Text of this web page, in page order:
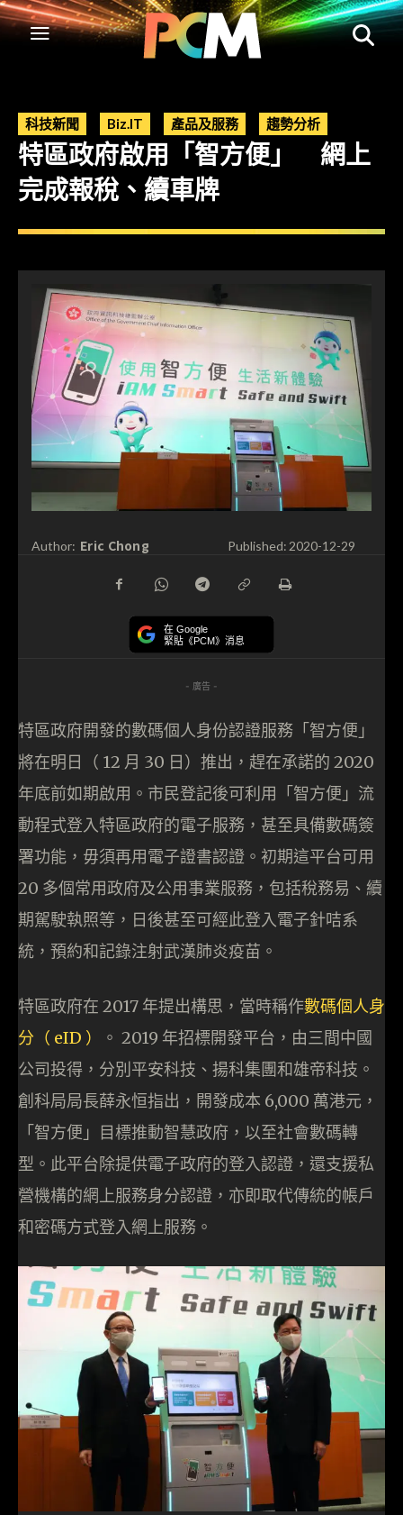
科技新聞 Biz.IT 產品及服務 趨勢分析
特區政府啟用「智方便」 網上
完成報稅、續車牌
Author: Eric Chong Published:2020-12-29
在 Google
緊貼《PCM》消息
- 廣告 -
特區政府開發的數碼個人身份認證服務「智方便」
將在明日（ 12 月 30 日）推出，趕在承諾的 2020
年底前如期啟用。市民登記後可利用「智方便」流
動程式登入特區政府的電子服務，甚至具備數碼簽
署功能，毋須再用電子證書認證。初期這平台可用
20 多個常用政府及公用事業服務，包括稅務易、續
期駕駛執照等，日後甚至可經此登入電子針咭系
統，預約和記錄注射武漢肺炎疫苗。
特區政府在 2017 年提出構思，當時稱作數碼個人身
分（ eID ）
。 2019 年招標開發平台，由三間中國
公司投得，分別平安科技、揚科集團和雄帝科技。
創科局局長薛永恒指出，開發成本 6,000 萬港元，
「智方便」目標推動智慧政府，以至社會數碼轉
型。此平台除提供電子政府的登入認證，還支援私
營機構的網上服務身分認證，亦即取代傳統的帳戶
和密碼方式登入網上服務。